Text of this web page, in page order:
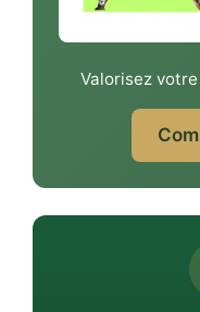
Valorisez